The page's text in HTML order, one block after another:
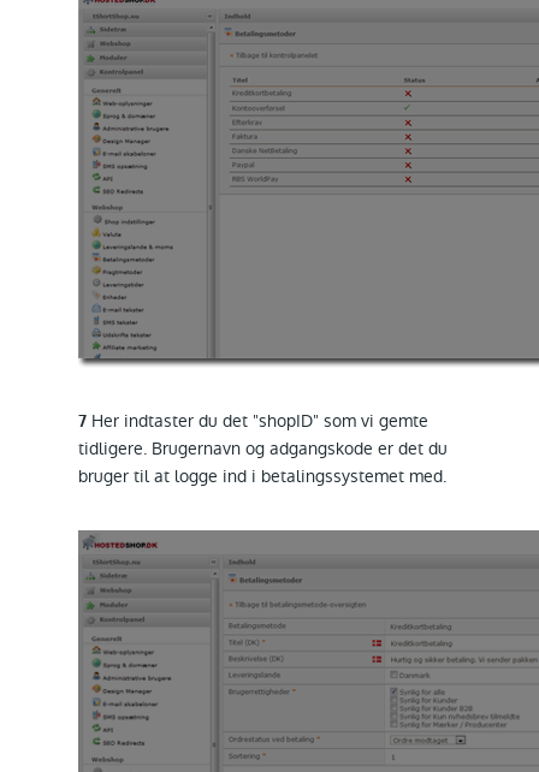
7 Her indtaster du det "shopID" som vi gemte
tidligere. Brugernavn og adgangskode er det du
bruger til at logge ind i betalingssystemet med.